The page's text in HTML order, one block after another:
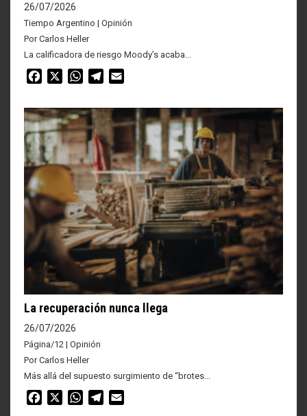
26/07/2026
Tiempo Argentino | Opinión
Por Carlos Heller
La calificadora de riesgo Moody’s acaba...
Facebook WhatsAppTelegram
La recuperación nunca llega
26/07/2026
Página/12 | Opinión
Por Carlos Heller
Más allá del supuesto surgimiento de “brotes...
Facebook WhatsAppTelegram